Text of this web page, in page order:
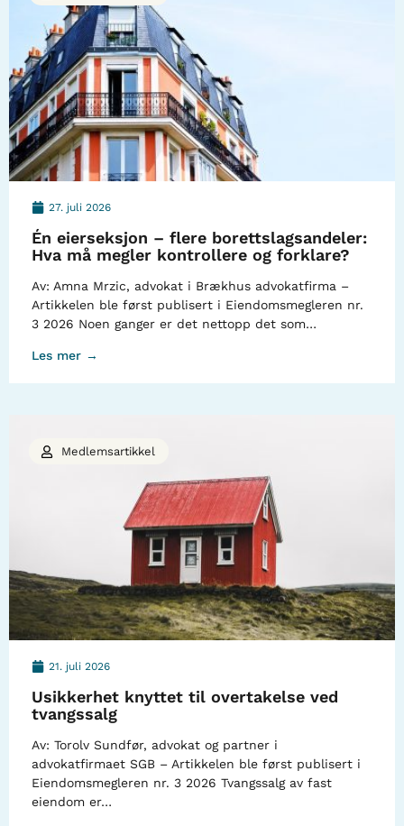
27. juli 2026
Én eierseksjon – flere borettslagsandeler:
Hva må megler kontrollere og forklare?
Av: Amna Mrzic, advokat i Brækhus advokatfirma –
Artikkelen ble først publisert i Eiendomsmegleren nr.
3 2026 Noen ganger er det nettopp det som…
Les mer →
21. juli 2026
Usikkerhet knyttet til overtakelse ved
tvangssalg
Av: Torolv Sundfør, advokat og partner i
advokatfirmaet SGB – Artikkelen ble først publisert i
Eiendomsmegleren nr. 3 2026 Tvangssalg av fast
eiendom er…
Medlemsartikkel